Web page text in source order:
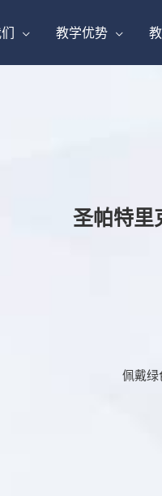
教学优势
圣帕特里
佩戴绿